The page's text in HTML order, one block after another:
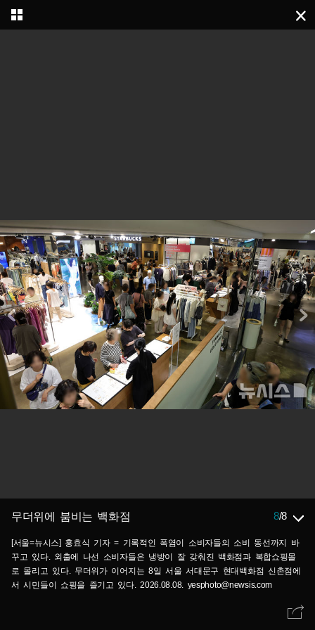
무더위에 붐비는 백화점 8/8
[서울=뉴시스] 홍효식 기자 = 기록적인 폭염이 소비자들의 소비 동선까지 바
꾸고 있다. 외출에 나선 소비자들은 냉방이 잘 갖춰진 백화점과 복합쇼핑몰
로 몰리고 있다. 무더위가 이어지는 8일 서울 서대문구 현대백화점 신촌점에
서 시민들이 쇼핑을 즐기고 있다. 2026.08.08. yesphoto@newsis.com